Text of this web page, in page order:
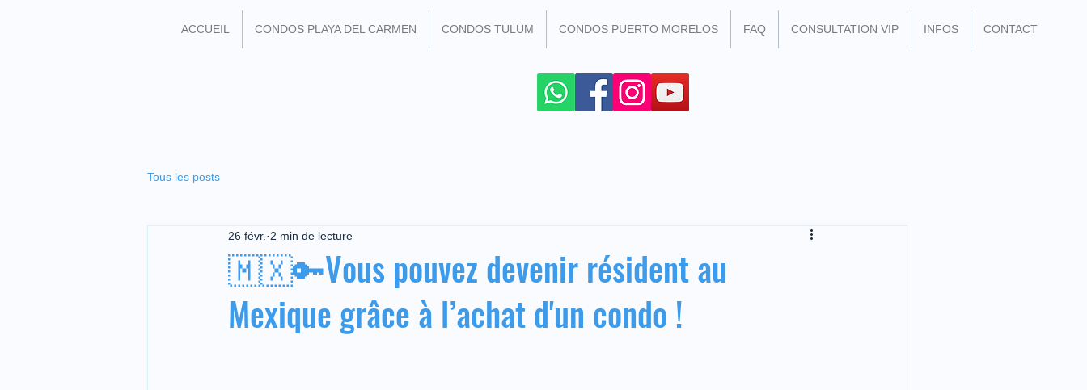
ACCUEIL CONDOS PLAYA DEL CARMEN CONDOS TULUM CONDOS PUERTO MORELOS FAQ CONSULTATION VIP INFOS CONTACT
Tous les posts
🇲🇽🔑Vous pouvez devenir résident au
Mexique grâce à l’achat d'un condo !
26 févr. 2 min de lecture